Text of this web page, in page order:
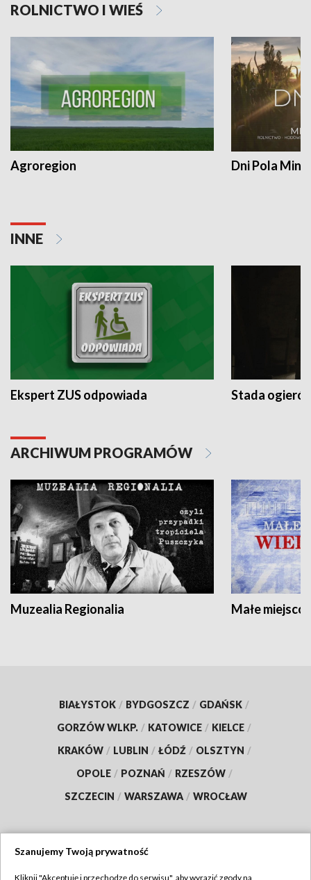
ROLNICTWO I WIEŚ
Agroregion Dni Pola
INNE
Ekspert ZUS odpowiada Stada
ARCHIWUM PROGRAMÓW
Muzealia Regionalia Małe
BIAŁYSTOK / BYDGOSZCZ / GDAŃSK /
GORZÓW WLKP. / KATOWICE / KIELCE /
KRAKÓW / LUBLIN / ŁÓDŹ / OLSZTYN /
OPOLE / POZNAŃ / RZESZÓW /
SZCZECIN / WARSZAWA / WROCŁAW
Szanujemy Twoją prywatność
Kliknij "Akceptuję i przechodzę do serwisu", aby wyrazić zgody na